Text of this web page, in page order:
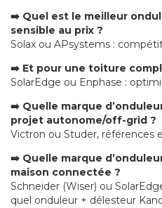
➡️ Quel est le meilleur
sensible au prix ?
Solax ou APsystems :
➡️ Et pour une toiture
SolarEdge ou Enphase :
➡️ Quelle marque
projet autonome/off-grid ?
Victron ou Studer, références
➡️ Quelle marque
maison connectée ?
Schneider (Wiser) ou
quel onduleur + délesteur